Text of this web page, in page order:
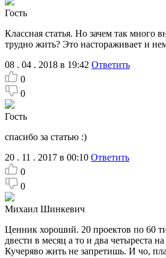
Гость
Классная статья. Но зачем так много
трудно жить? Это настораживает и
08 . 04 . 2018 в 19:42 Ответить
0
0
Гость
спасибо за статью :)
20 . 11 . 2017 в 00:10 Ответить
0
0
Михаил Шинкевич
Ценник хороший. 20 проектов по 60
двести в месяц а то и два четыреста
Кучеряво жить не запретишь. И чо,